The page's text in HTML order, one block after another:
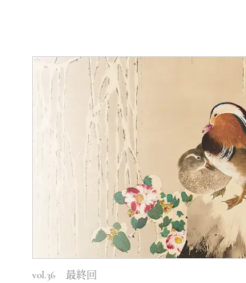
vol.36 最終回